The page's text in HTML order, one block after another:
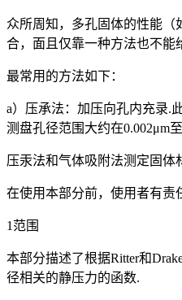
众所周知，多孔固体的性能
合，面且仅靠一种方法也不能
最常用的方法如下：
a）压承法：加压向孔内充录.
测盘孔径范围大约在0.002μm
压汞法和气体吸附法测定固体
在使用本部分前，使用者有责
1范围
本部分描述了根据Ritter和
径相关的静压力的函数.